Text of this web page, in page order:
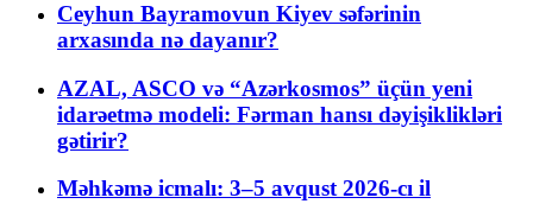
Ceyhun Bayramovun Kiyev səfərinin
arxasında nə dayanır?
AZAL, ASCO və “Azərkosmos” üçün yeni
idarəetmə modeli: Fərman hansı dəyişiklikləri
gətirir?
Məhkəmə icmalı: 3–5 avqust 2026-cı il